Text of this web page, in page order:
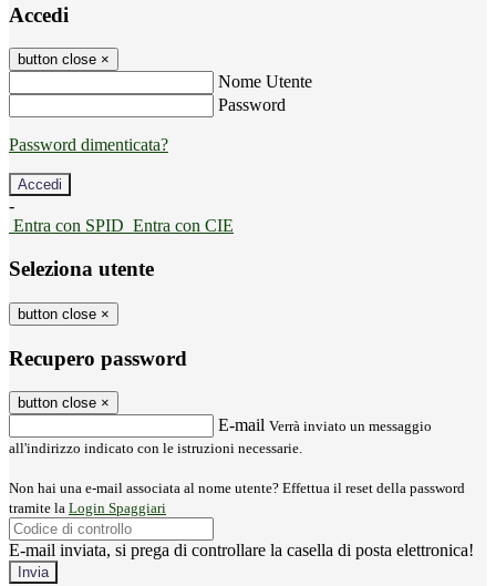
Accedi
button close ×
Nome Utente
Password
Password dimenticata?
-
Entra con SPID Entra con CIE
Seleziona utente
button close ×
Recupero password
button close ×
E-mail Verrà inviato un messaggio
all'indirizzo indicato con le istruzioni necessarie.
Non hai una e-mail associata al nome utente? Effettua il reset della password
tramite la Login Spaggiari
E-mail inviata, si prega di controllare la casella di posta elettronica!